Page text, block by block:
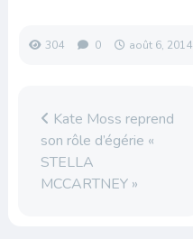
304 0 août 6, 2014
Kate Moss reprend
son rôle d’égérie «
STELLA
MCCARTNEY »